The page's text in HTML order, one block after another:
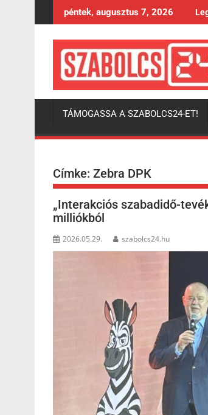
to
péntek, augusztus 7, 2026
TÁMOGASSA A SZABOLCS24-ET!
Címke: Zebra DPK
„Interakciós szabadidő-
milliókból
2026.05.29. szabolcs24.hu